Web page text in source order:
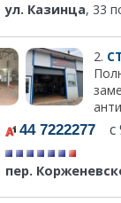
ул. Казинца, 33
2.
44 7222277 с
пер.